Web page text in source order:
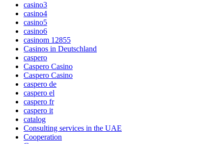
casino3
casino4
casino5
casino6
casinom 12855
Casinos in Deutschland
caspero
Caspero Casino
Caspero Casino
caspero de
caspero el
caspero fr
caspero it
catalog
Consulting services in the UAE
Cooperation